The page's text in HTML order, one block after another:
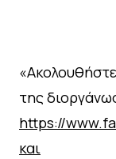
της
https://
και